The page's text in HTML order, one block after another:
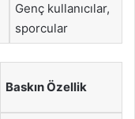
Genç kullanıcılar,
sporcular
Baskın Özellik